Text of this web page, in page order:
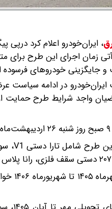
، ایران‌خودرو اعلام کرد
زمان اجرای این طرح
و جایگزینی خودروهای
در ادامه سیاست
واجد شرایط طرح حمایت